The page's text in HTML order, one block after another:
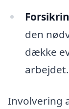
den
dække
arbejdet.
Involvering